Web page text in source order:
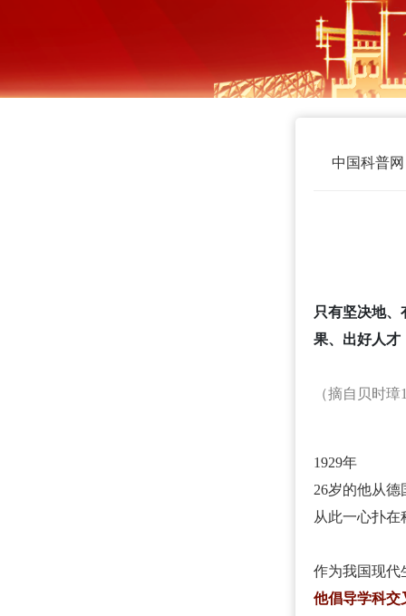
中国科普网
只有坚决地
果、出好人才
（摘自贝时
1929年
26岁的他从德
从此一心扑在
作为我国现代
他倡导学科交